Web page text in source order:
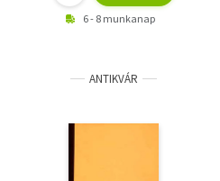
6 - 8 munkanap
ANTIKVÁR